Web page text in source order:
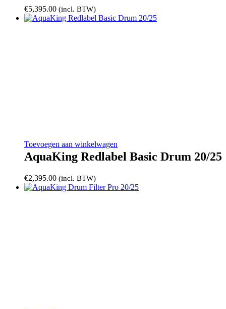
€5,395.00 (incl. BTW)
Toevoegen aan winkelwagen
AquaKing Redlabel Basic Drum 20/25
€2,395.00 (incl. BTW)